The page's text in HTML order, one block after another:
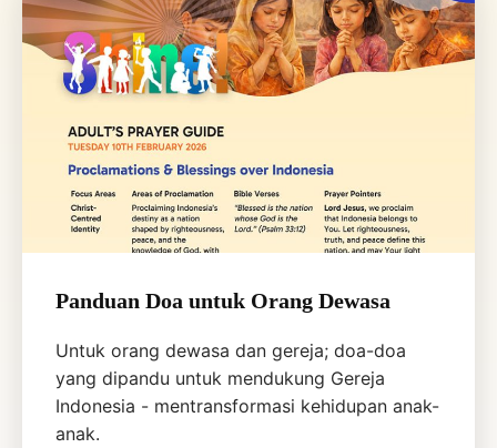
Panduan Doa untuk Orang Dewasa
Untuk orang dewasa dan gereja; doa-doa
yang dipandu untuk mendukung Gereja
Indonesia - mentransformasi kehidupan anak-
anak.